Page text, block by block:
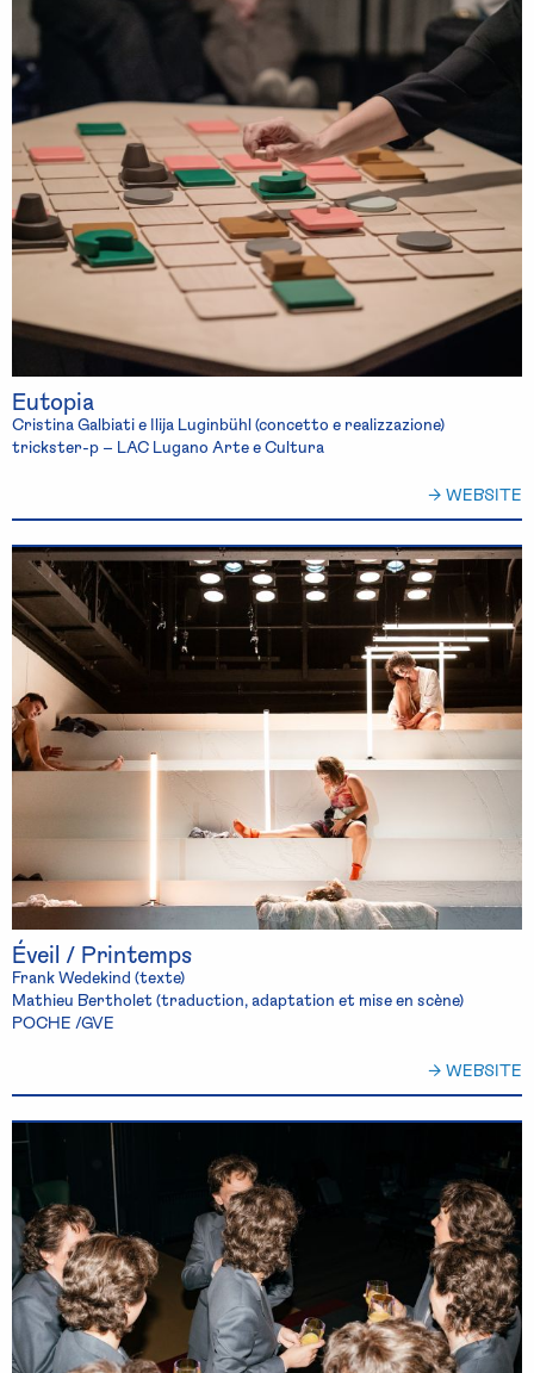
Eutopia
Cristina Galbiati e Ilija Luginbühl (concetto e realizzazione)
trickster-p – LAC Lugano Arte e Cultura
→ WEBSITE
Éveil / Printemps
Frank Wedekind (texte)
Mathieu Bertholet (traduction, adaptation et mise en scène)
POCHE /GVE
→ WEBSITE